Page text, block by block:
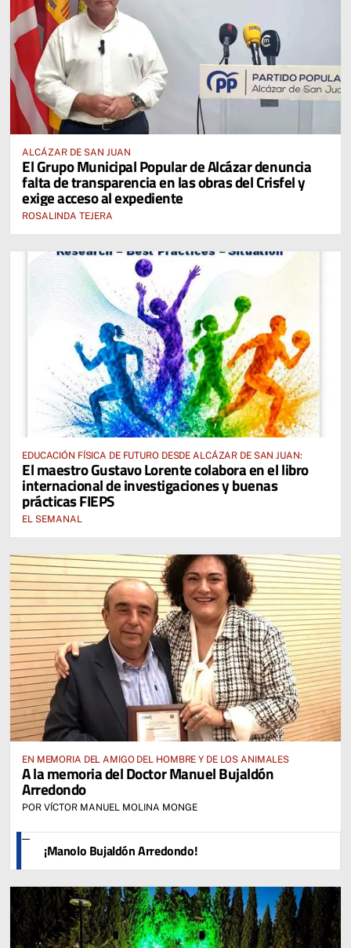
ALCÁZAR DE SAN JUAN
El Grupo Municipal Popular de Alcázar denuncia
falta de transparencia en las obras del Crisfel y
exige acceso al expediente
ROSALINDA TEJERA
EDUCACIÓN FÍSICA DE FUTURO DESDE ALCÁZAR DE SAN JUAN:
El maestro Gustavo Lorente colabora en el libro
internacional de investigaciones y buenas
prácticas FIEPS
EL SEMANAL
EN MEMORIA DEL AMIGO DEL HOMBRE Y DE LOS ANIMALES
A la memoria del Doctor Manuel Bujaldón
Arredondo
POR VÍCTOR MANUEL MOLINA MONGE
¡Manolo Bujaldón Arredondo!